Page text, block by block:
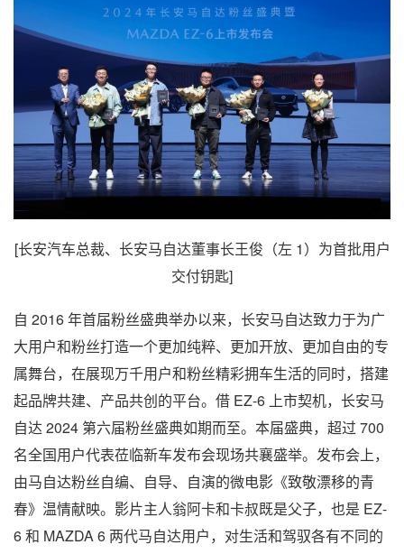
[长安汽车总裁、长安马自达董事长王俊（左 1）为首批用户
交付钥匙]
自 2016 年首届粉丝盛典举办以来，长安马自达致力于为广
大用户和粉丝打造一个更加纯粹、更加开放、更加自由的专
属舞台，在展现万千用户和粉丝精彩拥车生活的同时，搭建
起品牌共建、产品共创的平台。借 EZ-6 上市契机，长安马
自达 2024 第六届粉丝盛典如期而至。本届盛典，超过 700
名全国用户代表莅临新车发布会现场共襄盛举。发布会上，
由马自达粉丝自编、自导、自演的微电影《致敬漂移的青
春》温情献映。影片主人翁阿卡和卡叔既是父子，也是 EZ-
6 和 MAZDA 6 两代马自达用户，对生活和驾驭各有不同的